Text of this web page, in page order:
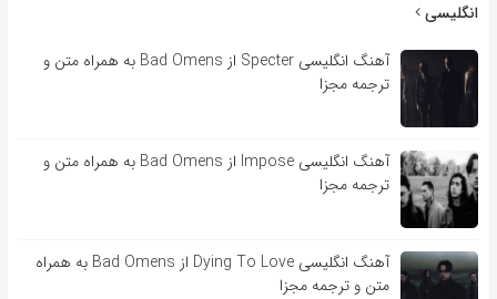
انگلیسی
آهنگ انگلیسی Specter از Bad Omens به همراه متن و
ترجمه مجزا
آهنگ انگلیسی Impose از Bad Omens به همراه متن و
ترجمه مجزا
آهنگ انگلیسی Dying To Love از Bad Omens به همراه
متن و ترجمه مجزا